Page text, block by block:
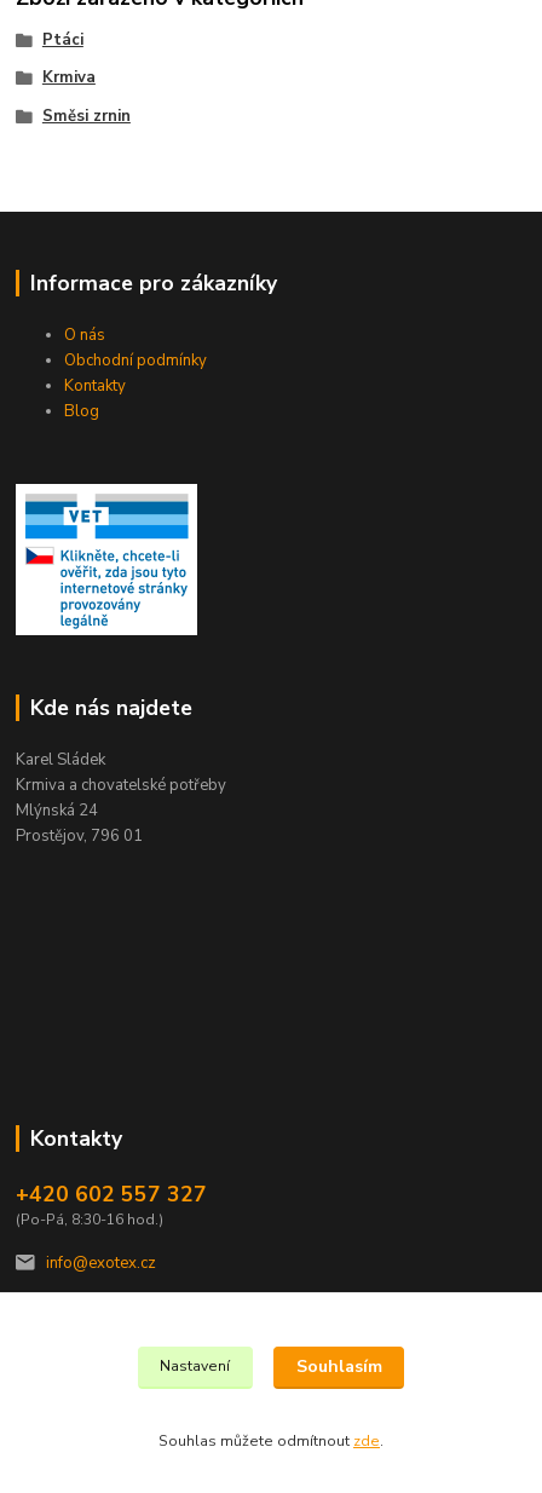
Ptáci
Krmiva
Směsi zrnin
Informace pro zákazníky
O nás
Obchodní podmínky
Kontakty
Blog
Kde nás najdete
Karel Sládek
Krmiva a chovatelské potřeby
Mlýnská 24
Prostějov, 796 01
Kontakty
+420 602 557 327
(Po-Pá, 8:30-16 hod.)
info@exotex.cz
Copyright © 2023 EXOTEX.cz
Nastavení Souhlasím
Souhlas můžete odmítnout zde.